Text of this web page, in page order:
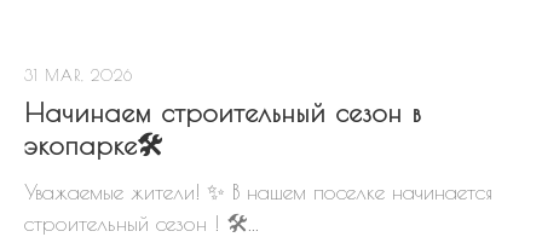
31 MAR, 2026
Начинаем строительный сезон в
экопарке🛠
Уважаемые жители! ✨ В нашем поселке начинается
строительный сезон ! 🛠...